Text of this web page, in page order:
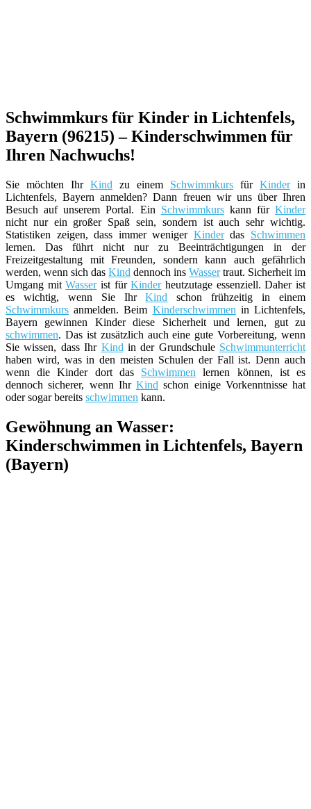
Schwimmkurs für Kinder in Lichtenfels,
Bayern (96215) – Kinderschwimmen für
Ihren Nachwuchs!
Sie möchten Ihr Kind zu einem Schwimmkurs für Kinderin
Lichtenfels, Bayern anmelden? Dann freuen wir uns über Ihren
Besuch auf unserem Portal. Ein Schwimmkurskann für Kinder
nicht nur ein großer Spaß sein, sondern ist auch sehr wichtig.
Statistiken zeigen, dass immer weniger Kinderdas Schwimmen
lernen. Das führt nicht nur zu Beeinträchtigungen in der
Freizeitgestaltung mit Freunden, sondern kann auch gefährlich
werden, wenn sich das Kind dennoch ins Wassertraut. Sicherheit im
Umgang mitWasserist fürKinderheutzutage essenziell. Daher ist
es wichtig, wenn Sie IhrKind schon frühzeitig in einem
Schwimmkurs anmelden. Beim Kinderschwimmen in Lichtenfels,
Bayern gewinnen Kinder diese Sicherheit und lernen, gut zu
schwimmen. Das ist zusätzlich auch eine gute Vorbereitung, wenn
Sie wissen, dass Ihr Kind in der Grundschule Schwimmunterricht
haben wird, was in den meisten Schulen der Fall ist. Denn auch
wenn die Kinder dort das Schwimmen lernen können, ist es
dennoch sicherer, wenn Ihr Kind schon einige Vorkenntnisse hat
oder sogar bereits schwimmen kann.
Gewöhnung an Wasser:
Kinderschwimmen in Lichtenfels, Bayern
(Bayern)